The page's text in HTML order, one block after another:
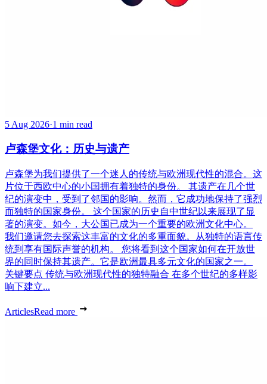
5 Aug 2026·1 min read
卢森堡文化：历史与遗产
卢森堡为我们提供了一个迷人的传统与欧洲现代性的混合。这
片位于西欧中心的小国拥有着独特的身份。 其遗产在几个世
纪的演变中，受到了邻国的影响。然而，它成功地保持了强烈
而独特的国家身份。 这个国家的历史自中世纪以来展现了显
著的演变。如今，大公国已成为一个重要的欧洲文化中心。
我们邀请您去探索这丰富的文化的多重面貌。从独特的语言传
统到享有国际声誉的机构。 您将看到这个国家如何在开放世
界的同时保持其遗产。它是欧洲最具多元文化的国家之一。
关键要点 传统与欧洲现代性的独特融合 在多个世纪的多样影
响下建立...
ArticlesRead more